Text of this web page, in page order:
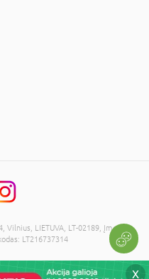
X
Vilnius, LIETUVA, LT-02189, Įmonės
LT216737314
be administracijos sutikimo